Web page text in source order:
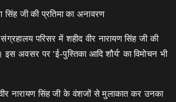
सिंह जी की प्रतिमा का अनावरण
परिसर में शहीद वीर नारायण सिंह जी की
इस अवसर पर ‘ई-पुस्तिका आदि शौर्य’ का विमोचन भी
नारायण सिंह जी के वंशजों से मुलाकात कर उनका